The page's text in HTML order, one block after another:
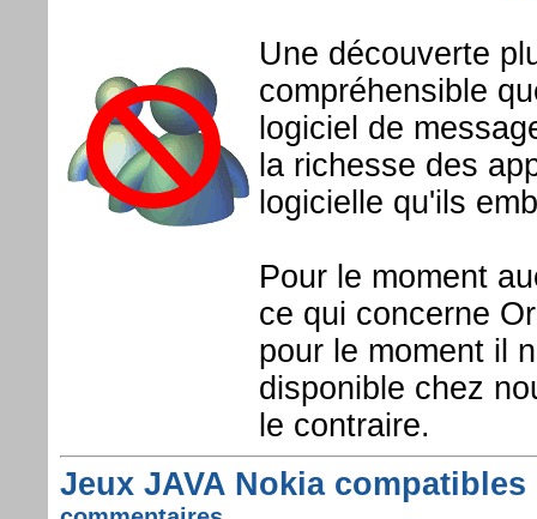
Une découverte
compréhensible
logiciel de
la richesse des
logicielle qu'ils
Pour le moment
ce qui concerne
pour le moment il
disponible chez
le contraire.
Jeux JAVA Nokia